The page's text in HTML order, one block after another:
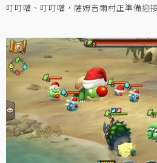
叮叮噹、叮叮噹，薩姆吉爾村正準備迎